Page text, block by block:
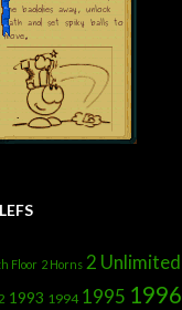
Floor 2 Horns 2 Unlimited
1993 1994 1995 1996